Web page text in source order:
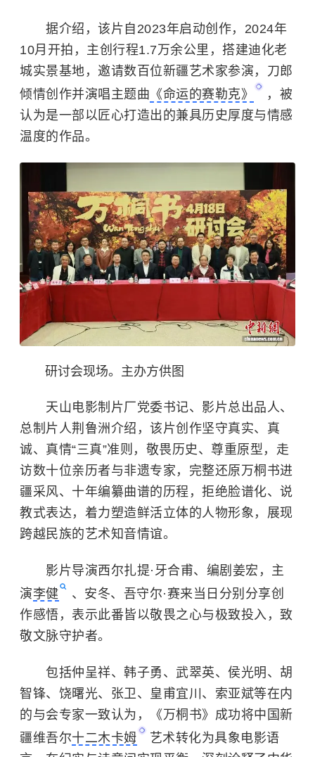
据介绍，该片自2023年启动创作，2024年
10月开拍，主创行程1.7万余公里，搭建迪化老
城实景基地，邀请数百位新疆艺术家参演，刀郎
倾情创作并演唱主题曲 《命运的赛勒克》
，被
认为是一部以匠心打造出的兼具历史厚度与情感
温度的作品。
研讨会现场。主办方供图
天山电影制片厂党委书记、影片总出品人、
总制片人荆鲁洲介绍，该片创作坚守真实、真
诚、真情“三真”准则，敬畏历史、尊重原型，走
访数十位亲历者与非遗专家，完整还原万桐书进
疆采风、十年编纂曲谱的历程，拒绝脸谱化、说
教式表达，着力塑造鲜活立体的人物形象，展现
跨越民族的艺术知音情谊。
影片导演西尔扎提·牙合甫、编剧姜宏，主
演李健
、安冬、吾守尔·赛来当日分别分享创
作感悟，表示此番皆以敬畏之心与极致投入，致
敬文脉守护者。
包括仲呈祥、韩子勇、武翠英、侯光明、胡
智锋、饶曙光、张卫、皇甫宜川、索亚斌等在内
的与会专家一致认为，《万桐书》成功将中国新
疆维吾尔十二木卡姆
艺术转化为具象电影语